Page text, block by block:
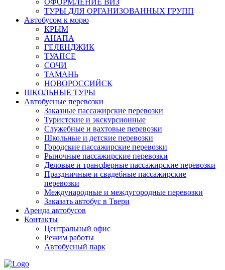
ОФОРМЛЕНИЕ ВИЗ
ТУРЫ ДЛЯ ОРГАНИЗОВАННЫХ ГРУПП
Автобусом к морю
КРЫМ
АНАПА
ГЕЛЕНДЖИК
ТУАПСЕ
СОЧИ
ТАМАНЬ
НОВОРОССИЙСК
ШКОЛЬНЫЕ ТУРЫ
Автобусные перевозки
Заказные пассажирские перевозки
Туристские и экскурсионные
Служебные и вахтовые перевозки
Школьные и детские перевозки
Городские пассажирские перевозки
Рыночные пассажирские перевозки
Деловые и трансферные пассажирские перевозки
Праздничные и свадебные пассажирские
перевозки
Международные и междугородные перевозки
Заказать автобус в Твери
Аренда автобусов
Контакты
Центральный офис
Режим работы
Автобусный парк